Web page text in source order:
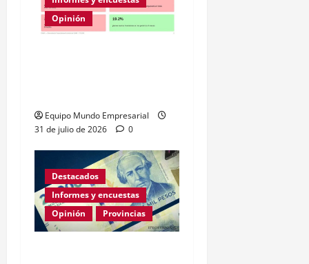
Opinión
Equipo Mundo Empresarial
31 de julio de 2026
0
Destacados
Informes y encuestas
Opinión
Provincias